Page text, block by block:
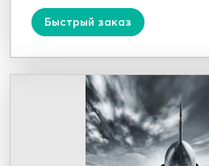
Быстрый заказ